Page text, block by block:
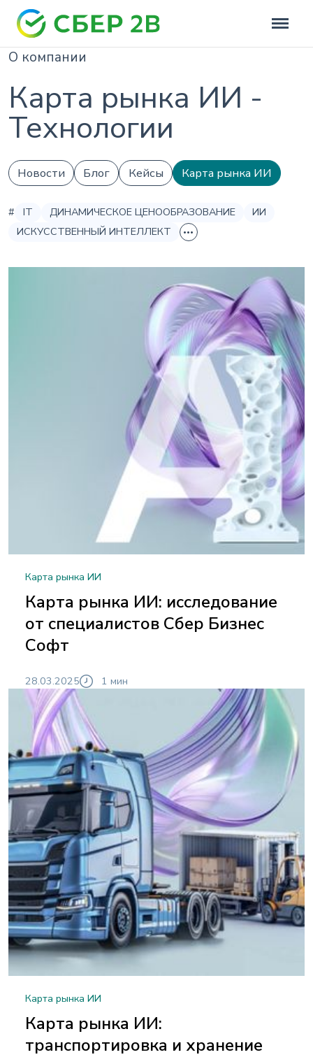
О компании
Карта рынка ИИ -
Технологии
Новости Блог Кейсы Карта рынка ИИ
# IT ДИНАМИЧЕСКОЕ ЦЕНООБРАЗОВАНИЕ
ИИ
ИСКУССТВЕННЫЙ ИНТЕЛЛЕКТ
Карта рынка ИИ
Карта рынка ИИ: исследование
от специалистов Сбер Бизнес
Софт
28.03.2025 1 мин
Карта рынка ИИ
Карта рынка ИИ:
транспортировка и хранение